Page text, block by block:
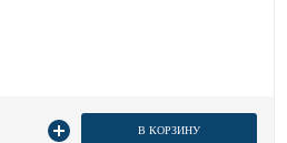
В КОРЗИНУ